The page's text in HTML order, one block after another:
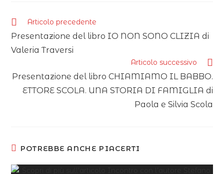
Articolo precedente
Presentazione del libro IO NON SONO CLIZIA di
Valeria Traversi
Articolo successivo
Presentazione del libro CHIAMIAMO IL BABBO.
ETTORE SCOLA. UNA STORIA DI FAMIGLIA di
Paola e Silvia Scola
POTREBBE ANCHE PIACERTI